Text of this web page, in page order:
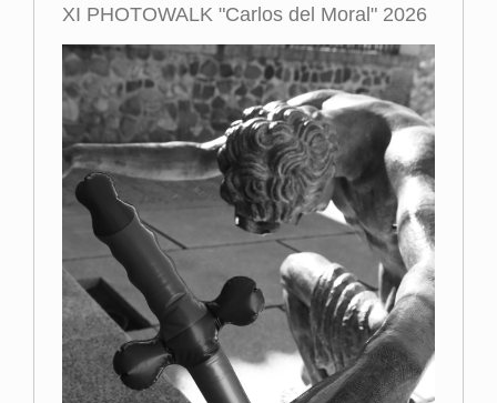
XI PHOTOWALK "Carlos del Moral" 2026